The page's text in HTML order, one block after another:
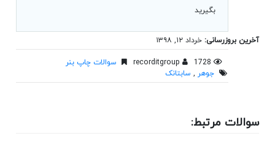
بگیرید
آخرین بروزرسانی: خرداد ۱۲, ۱۳۹۸
1728
سوالات چاپ بنر
جوهر , سابتانک
سوالات مرتبط: